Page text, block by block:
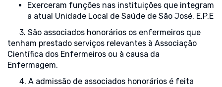
Exerceram funções nas instituições que integram
a atual Unidade Local de Saúde de São José, E.P.E
3. São associados honorários os enfermeiros que
tenham prestado serviços relevantes à Associação
Científica dos Enfermeiros ou à causa da
Enfermagem.
4. A admissão de associados honorários é feita